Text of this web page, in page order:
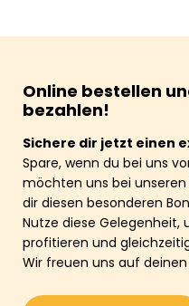
Online bestellen
bezahlen!
Sichere dir jetzt einen
Spare, wenn du bei uns
möchten uns bei
dir diesen besonderen
Nutze diese Gelegenheit,
profitieren und
Wir freuen uns auf deinen